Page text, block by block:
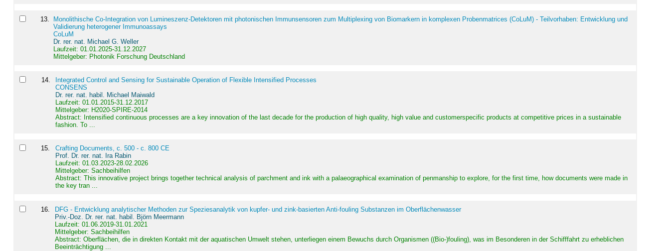
13.
Monolithische Co-Integration von Lumineszenz-Detektoren mit photonischen Immunsensoren zum Multiplexing von Biomarkern in komplexen Probenmatrices (CoLuM) - Teilvorhaben: Entwicklung und
Validierung heterogener Immunoassays
CoLuM
Dr. rer. nat. Michael G. Weller
Laufzeit: 01.01.2025-31.12.2027
Mittelgeber: Photonik Forschung Deutschland
14.
Integrated Control and Sensing for Sustainable Operation of Flexible Intensified Processes
CONSENS
Dr. rer. nat. habil. Michael Maiwald
Laufzeit: 01.01.2015-31.12.2017
Mittelgeber: H2020-SPIRE-2014
Abstract: Intensified continuous processes are a key innovation of the last decade for the production of high quality, high value and customerspecific products at competitive prices in a sustainable
fashion. To ...
15.
Crafting Documents, c. 500 - c. 800 CE
Prof. Dr. rer. nat. Ira Rabin
Laufzeit: 01.03.2023-28.02.2026
Mittelgeber: Sachbeihilfen
Abstract: This innovative project brings together technical analysis of parchment and ink with a palaeographical examination of penmanship to explore, for the first time, how documents were made in
the key tran ...
16
DFG - Entwicklung analytischer Methoden zur Speziesanalytik von kupfer- und zink-basierten Anti-fouling Substanzen im Oberflächenwasser
Priv.-Doz. Dr. rer. nat. habil. Björn Meermann
Laufzeit: 01.06.2019-31.01.2021
Mittelgeber: Sachbeihilfen
Abstract:Oberflächen, die in direkten Kontakt mit der aquatischen Umwelt stehen, unterliegen einem Bewuchs durch Organismen ((Bio-)fouling), was im Besonderen in der Schifffahrt zu erheblichen
Beeinträchtigung ...